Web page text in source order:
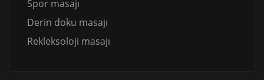
Spor masajı
Derin doku masajı
Rekleksoloji masajı